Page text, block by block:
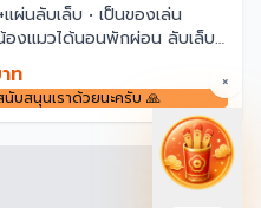
ผ่นลับเล็บ • เป็นของเล่น
องแมวได้นอนพักผ่อน ลับเล็บ
เจ้าของ (ออกแบบโดยทาส
ระดาษลูกฟูก แข็งแรง น้ำหนัก
าย • สีน้ำตาลเรียบ (สีไม้)
ท
บสนุนเราด้วยนะครับ 🙏
×